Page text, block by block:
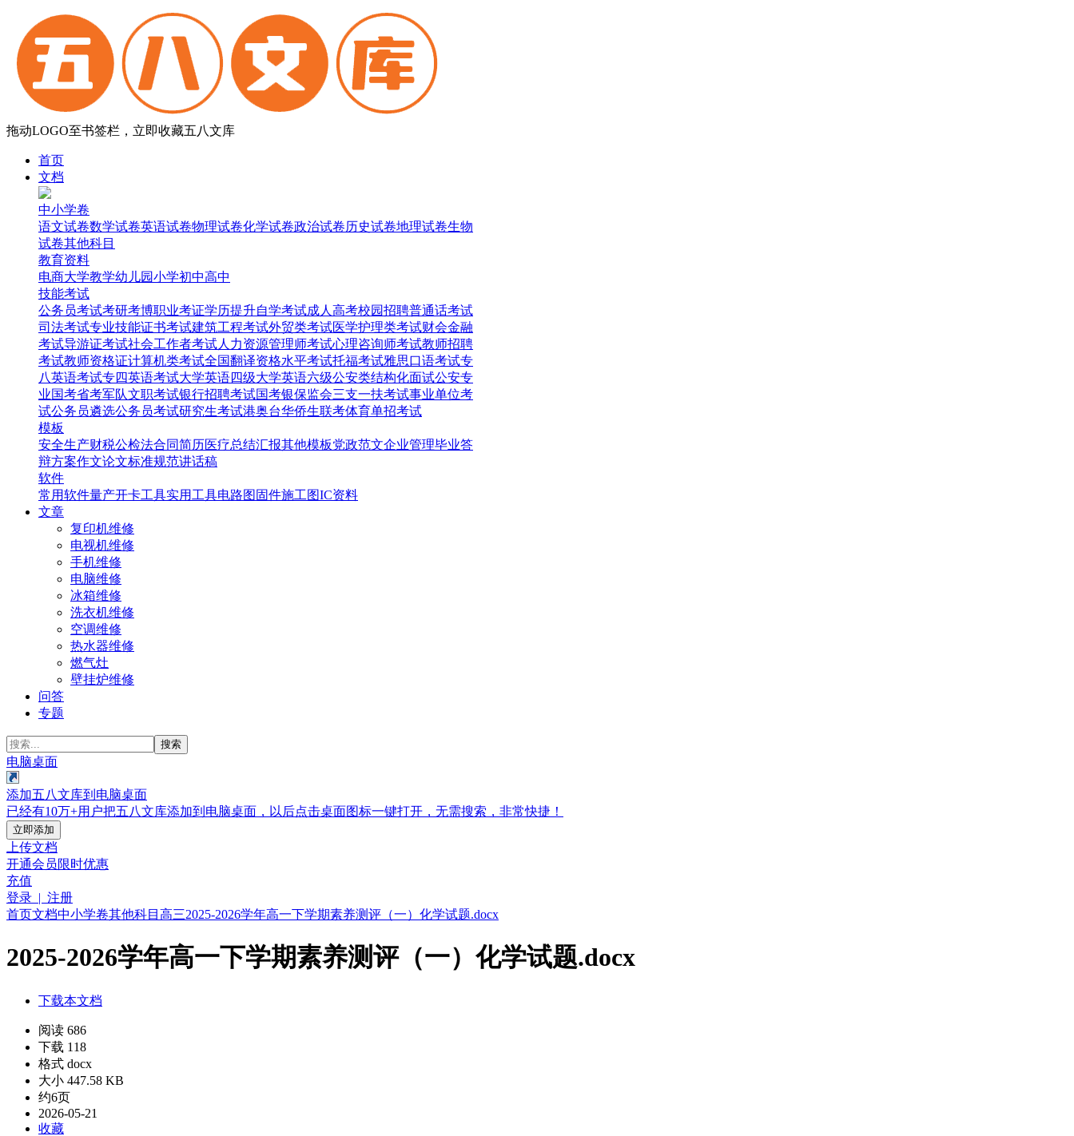
拖动LOGO至书签栏，立即收藏五八文库
首页
文档
中小学卷
语文试卷数学试卷英语试卷物理试卷化学试卷政治试卷历史试卷地理试卷生物
试卷其他科目
教育资料
电商大学教学幼儿园小学初中高中
技能考试
公务员考试考研考博职业考证学历提升自学考试成人高考校园招聘普通话考试
司法考试专业技能证书考试建筑工程考试外贸类考试医学护理类考试财会金融
考试导游证考试社会工作者考试人力资源管理师考试心理咨询师考试教师招聘
考试教师资格证计算机类考试全国翻译资格水平考试托福考试雅思口语考试专
八英语考试专四英语考试大学英语四级大学英语六级公安类结构化面试公安专
业国考省考军队文职考试银行招聘考试国考银保监会三支一扶考试事业单位考
试公务员遴选公务员考试研究生考试港奥台华侨生联考体育单招考试
模板
安全生产财税公检法合同简历医疗总结汇报其他模板党政范文企业管理毕业答
辩方案作文论文标准规范讲话稿
软件
常用软件量产开卡工具实用工具电路图 固件施工图IC资料
文章
复印机维修
电视机维修
手机维修
电脑维修
冰箱维修
洗衣机维修
空调维修
热水器维修
燃气灶
壁挂炉维修
问答
专题
搜索
电脑桌面
添加五八文库到电脑桌面
已经有10万+用户把五八文库添加到电脑桌面，以后点击桌面图标一键打开，无需搜索，非常快捷！
立即添加
上传文档
开通会员限时优惠
充值
登录 | 注册
首页文档中小学卷其他科目 高三2025-2026学年高一下学期素养测评（一）化学试题.docx
2025-2026学年高一下学期素养测评（一）化学试题.docx
下载本文档
阅读 686
下载 118
格式 docx
大小 447.58 KB
约6页
2026-05-21
收藏